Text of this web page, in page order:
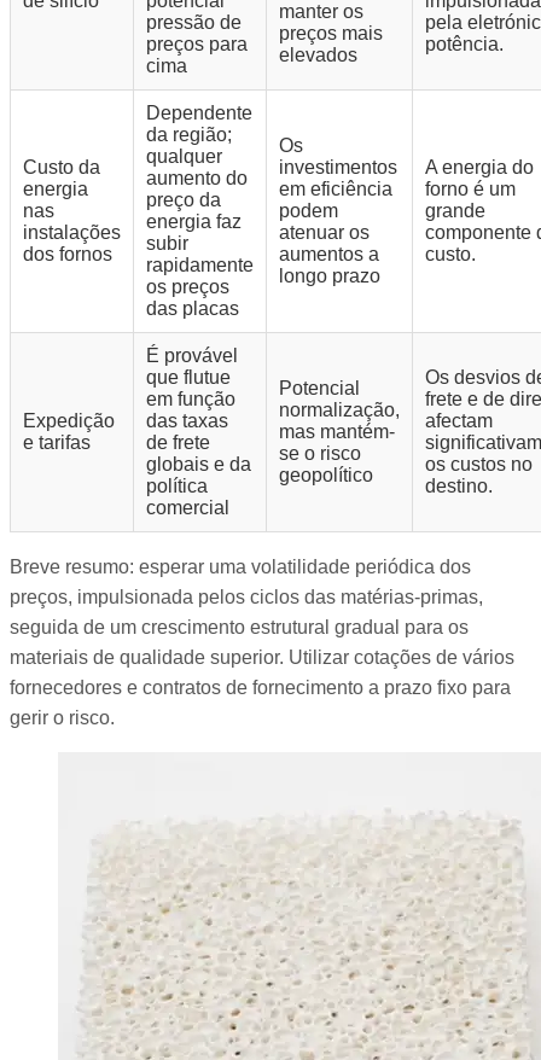
pressão de
preços para
cima
manter os
preços mais
elevados
pela
potência.
Custo da
energia
nas
instalações
dos fornos
Dependente
da região;
qualquer
aumento do
preço da
energia faz
subir
rapidamente
os preços
das placas
Os
investimentos
em eficiência
podem
atenuar os
aumentos a
longo prazo
A energia do
forno é um
grande
componente
custo.
Expedição
e tarifas
É provável
que flutue
em função
das taxas
de frete
globais e da
política
comercial
Potencial
normalização,
mas mantém-
se o risco
geopolítico
Os desvios
frete e de
afectam
os custos no
destino.
Breve resumo: esperar uma volatilidade periódica dos
preços, impulsionada pelos ciclos das matérias-primas,
seguida de um crescimento estrutural gradual para os
materiais de qualidade superior. Utilizar cotações de vários
fornecedores e contratos de fornecimento a prazo fixo para
gerir o risco.